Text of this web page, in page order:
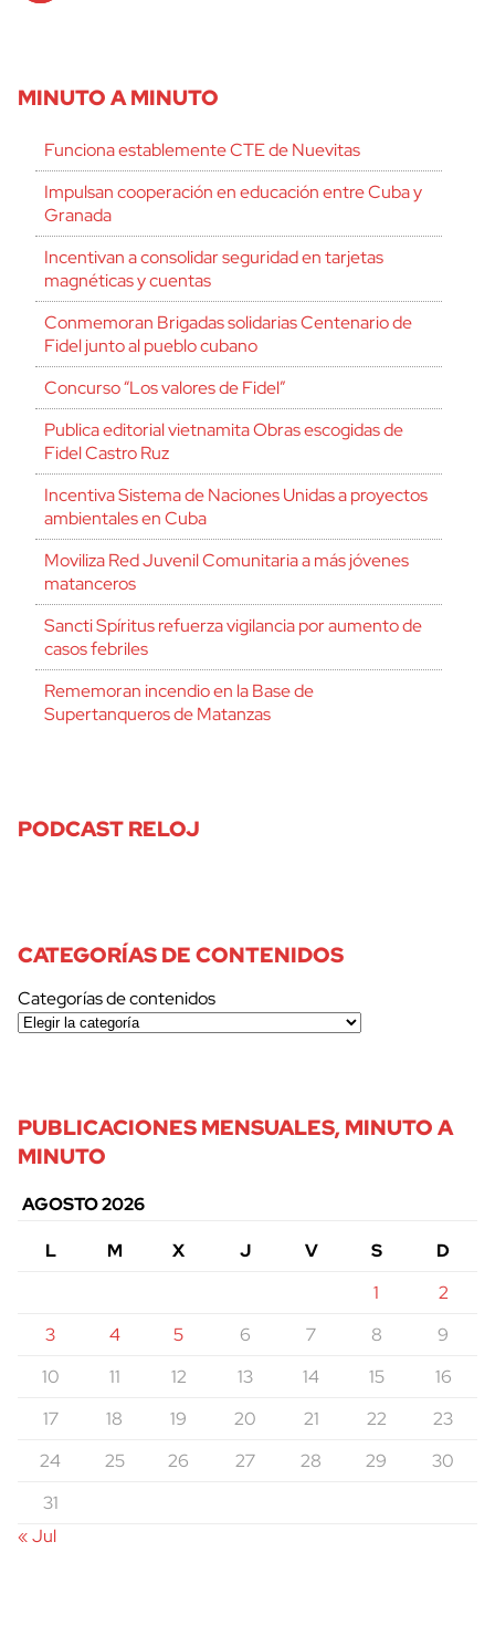
MINUTO A MINUTO
Funciona establemente CTE de Nuevitas
Impulsan cooperación en educación entre Cuba y
Granada
Incentivan a consolidar seguridad en tarjetas
magnéticas y cuentas
Conmemoran Brigadas solidarias Centenario de
Fidel junto al pueblo cubano
Concurso “Los valores de Fidel”
Publica editorial vietnamita Obras escogidas de
Fidel Castro Ruz
Incentiva Sistema de Naciones Unidas a proyectos
ambientales en Cuba
Moviliza Red Juvenil Comunitaria a más jóvenes
matanceros
Sancti Spíritus refuerza vigilancia por aumento de
casos febriles
Rememoran incendio en la Base de
Supertanqueros de Matanzas
PODCAST RELOJ
CATEGORÍAS DE CONTENIDOS
Categorías de contenidos
PUBLICACIONES MENSUALES, MINUTO A
MINUTO
AGOSTO 2026
L
M X J V S
D
1
2
3
4 5 6 7 8
9
10
11 12 13 14 15
16
17
18 19 20 21 22
23
24
25 26 27 28 29
30
31
« Jul